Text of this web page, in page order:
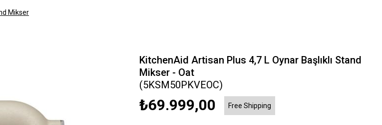
Mikser
KitchenAid Artisan Plus 4,7 L Oynar Başlıklı Stand
Mikser - Oat
(5KSM50PKVEOC)
₺69.999,00 Free Shipping